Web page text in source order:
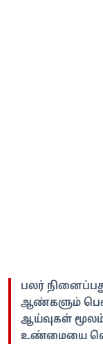
பலர்
ஆண்களும்
ஆய்வுகள்
உண்மையை